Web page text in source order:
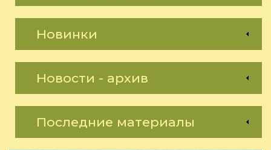
Новинки
Новости - архив
Последние материалы